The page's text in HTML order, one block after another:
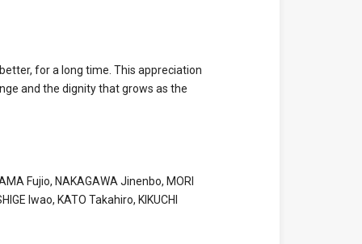
for a long time. This appreciation
and the dignity that grows as the
Fujio, NAKAGAWA Jinenbo, MORI
Iwao, KATO Takahiro, KIKUCHI